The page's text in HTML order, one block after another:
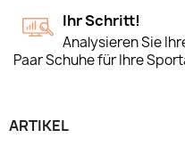
Ihr Schritt!
Analysieren Sie
Paar Schuhe für Ihre
ARTIKEL